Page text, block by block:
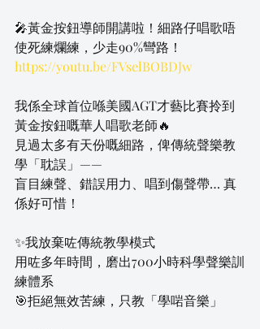
🎤黃金按鈕導師開講啦！細路仔唱歌唔
使死練爛練，少走90%彎路！
https://youtu.be/FVselBOBDJw
我係全球首位喺美國AGT才藝比賽拎到
黃金按鈕嘅華人唱歌老師🔥
見過太多有天份嘅細路，俾傳統聲樂教
學「耽誤」——
盲目練聲、錯誤用力、唱到傷聲帶… 真
係好可惜！
✨我放棄咗傳統教學模式
用咗多年時間，磨出700小時科學聲樂訓
練體系
🎯拒絕無效苦練，只教「學啱音樂」